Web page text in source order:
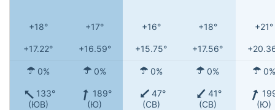
+18° +17° +16° +18° +21°
+17.22° +16.59° +15.75° +17.56°
0% 0% 0% 0% 0%
133°
(ЮВ)
189°
(Ю)
47°
(СВ)
41°
(СВ)
(Ю)